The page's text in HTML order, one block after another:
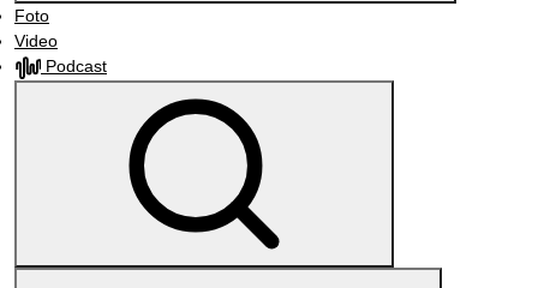
Foto
Video
Podcast